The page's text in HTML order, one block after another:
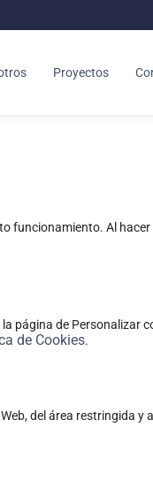
Proyectos
Al
página de Personalizar
de Cookies.
del área restringida